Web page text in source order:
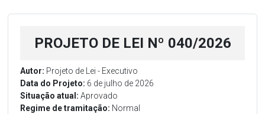
PROJETO DE LEI Nº 040/2026
Autor: Projeto de Lei - Executivo
Data do Projeto: 6 de julho de 2026
Situação atual: Aprovado
Regime de tramitação: Normal